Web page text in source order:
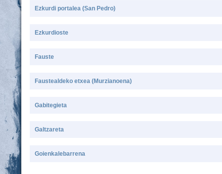
Ezkurdi portalea (San Pedro)
Ezkurdioste
Fauste
Faustealdeko etxea (Murzianoena)
Gabitegieta
Galtzareta
Goienkalebarrena